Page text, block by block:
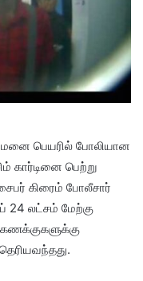
பெயரில் போலியான
கார்டினை பெற்று
கிரைம் போலீசார்
24 லட்சம் மேற்கு